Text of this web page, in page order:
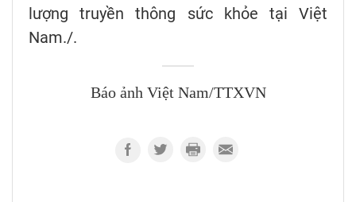
lượng truyền thông sức khỏe tại Việt
Nam./.
Báo ảnh Việt Nam/TTXVN